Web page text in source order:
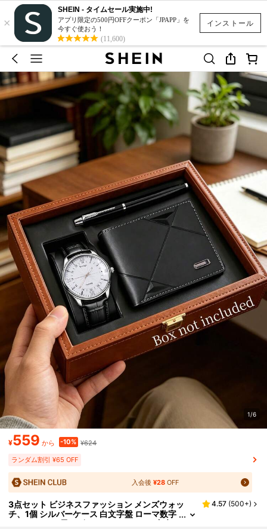
インストール
×
SHEIN - タイムセール実施中!
アプリ限定の500円OFFクーポン「JPAPP」を
今すぐ使おう！
(11,600)
1/6
¥559 から -10% ¥624
ランダム割引 ¥65 OFF
入会後¥28 OFF
3点セット ビジネスファッション メンズウォッ
チ、1個 シルバーケース 白文字盤 ローマ数字
インデックス 黒レザーバンド クォーツ腕時
4.57 (500+)